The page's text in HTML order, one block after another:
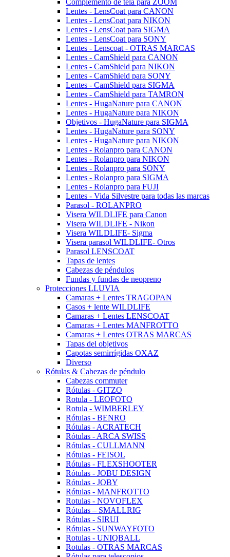
Complemento de tela para ZOOM
Lentes - LensCoat para CANON
Lentes - LensCoat para NIKON
Lentes - LensCoat para SIGMA
Lentes - LensCoat para SONY
Lentes - Lenscoat - OTRAS MARCAS
Lentes - CamShield para CANON
Lentes - CamShield para NIKON
Lentes - CamShield para SONY
Lentes - CamShield para SIGMA
Lentes - CamShield para TAMRON
Lentes - HugaNature para CANON
Lentes - HugaNature para NIKON
Objetivos - HugaNature para SIGMA
Lentes - HugaNature para SONY
Lentes - HugaNature para NIKON
Lentes - Rolanpro para CANON
Lentes - Rolanpro para NIKON
Lentes - Rolanpro para SONY
Lentes - Rolanpro para SIGMA
Lentes - Rolanpro para FUJI
Lentes - Vida Silvestre para todas las marcas
Parasol - ROLANPRO
Visera WILDLIFE para Canon
Visera WILDLIFE - Nikon
Visera WILDLIFE- Sigma
Visera parasol WILDLIFE- Otros
Parasol LENSCOAT
Tapas de lentes
Cabezas de péndulos
Fundas y fundas de neopreno
Protecciones LLUVIA
Camaras + Lentes TRAGOPAN
Casos + lente WILDLIFE
Camaras + Lentes LENSCOAT
Camaras + Lentes MANFROTTO
Camaras + Lentes OTRAS MARCAS
Tapas del objetivos
Capotas semirrígidas OXAZ
Diverso
Rótulas & Cabezas de péndulo
Cabezas commuter
Rótulas - GITZO
Rotula - LEOFOTO
Rotula - WIMBERLEY
Rótulas - BENRO
Rótulas - ACRATECH
Rótulas - ARCA SWISS
Rótulas - CULLMANN
Rótulas - FEISOL
Rótulas - FLEXSHOOTER
Rótulas - JOBU DESIGN
Rótulas - JOBY
Rótulas - MANFROTTO
Rotulas - NOVOFLEX
Rótulas – SMALLRIG
Rótulas - SIRUI
Rótulas - SUNWAYFOTO
Rotulas - UNIQBALL
Rotulas - OTRAS MARCAS